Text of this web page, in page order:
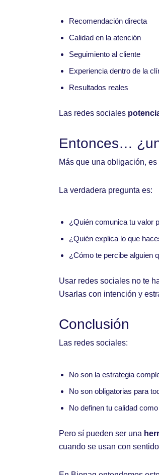
Recomendación directa
Calidad en la atención
Seguimiento al cliente
Experiencia dentro de la
Resultados reales
Las redes sociales
Entonces…
Más que una obligación,
La verdadera pregunta es:
¿Quién comunica tu valor
¿Quién explica lo que
¿Cómo te percibe alguien
Usar redes sociales no te
Usarlas con intención y
Conclusión
Las redes sociales:
No son la estrategia
No son obligatorias para
No definen tu calidad
Pero sí pueden ser una
cuando se usan con